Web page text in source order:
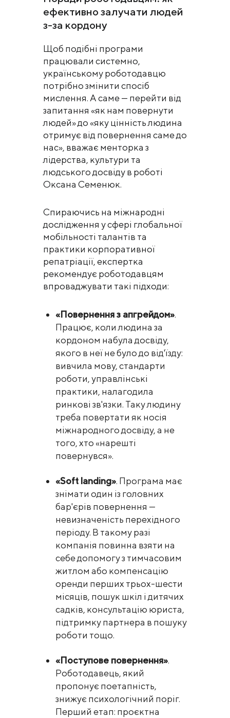
ефективно залучати людей
з-за кордону
Щоб подібні програми
працювали системно,
українському роботодавцю
потрібно змінити спосіб
мислення. А саме — перейти від
запитання «як нам повернути
людей» до «яку цінність людина
отримує від повернення саме до
нас», вважає менторка з
лідерства, культури та
людського досвіду в роботі
Оксана Семенюк.
Спираючись на міжнародні
дослідження у сфері глобальної
мобільності талантів та
практики корпоративної
репатріації, експертка
рекомендує роботодавцям
впроваджувати такі підходи:
«Повернення з апгрейдом».
Працює, коли людина за
кордоном набула досвіду,
якого в неї не було до від'їзду:
вивчила мову, стандарти
роботи, управлінські
практики, налагодила
ринкові зв'язки. Таку людину
треба повертати як носія
міжнародного досвіду, а не
того, хто «нарешті
повернувся».
«Soft landing». Програма має
знімати один із головних
бар'єрів повернення —
невизначеність перехідного
періоду. В такому разі
компанія повинна взяти на
себе допомогу з тимчасовим
житлом або компенсацію
оренди перших трьох-шести
місяців, пошук шкіл і дитячих
садків, консультацію юриста,
підтримку партнера в пошуку
роботи тощо.
«Поступове повернення».
Роботодавець, який
пропонує поетапність,
знижує психологічний поріг.
Перший етап: проєктна